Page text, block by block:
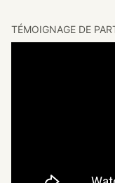
TÉMOIGNAGE DE